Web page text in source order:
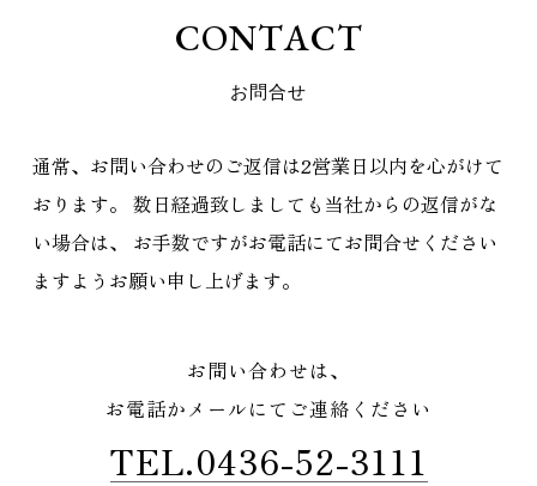
CONTACT
お問合せ
通常、お問い合わせのご返信は2営業日以内を心がけて
おります。 数日経過致しましても当社からの返信がな
い場合は、
お手数ですがお電話にてお問合せください
ますようお願い申し上げます。
お問い合わせは、
お電話かメールにてご連絡ください
TEL.0436-52-3111